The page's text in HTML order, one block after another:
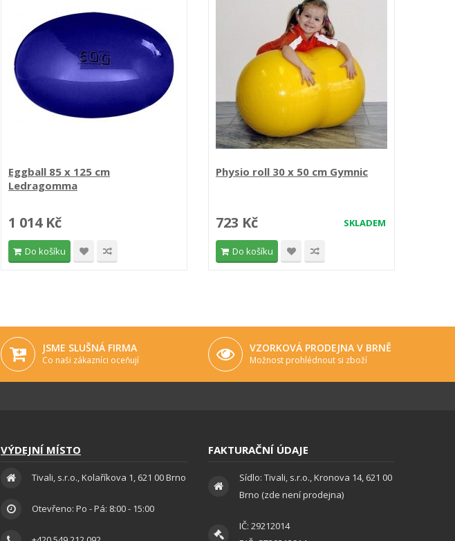
Eggball 85 x 125 cm
Ledragomma
1 014 Kč
Do košíku
Physio roll 30 x 50 cm Gymnic
SKLADEM
723 Kč
Do košíku
JSME SLUŠNÁ FIRMA
Co naši zákazníci oceňují
VZORKOVÁ PRODEJNA V BRNĚ
Možnost prohlédnout si zboží
VÝDEJNÍ MÍSTO
Tivali, s.r.o., Kolaříkova 1, 621 00 Brno
Otevřeno: Po - Pá: 8:00 - 15:00
FAKTURAČNÍ ÚDAJE
Sídlo: Tivali, s.r.o., Kronova 14, 621 00
Brno (zde není prodejna)
IČ: 29212014